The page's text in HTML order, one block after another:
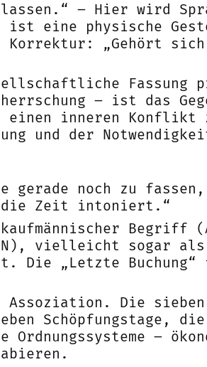
– Hier wird
eine physische
Korrektur: „Gehört
Fassung
– ist das
inneren Konflikt
und der
gerade noch zu
die Zeit intoniert.“
Begriff
vielleicht sogar
Die „Letzte
Die sieben
Schöpfungstage,
–